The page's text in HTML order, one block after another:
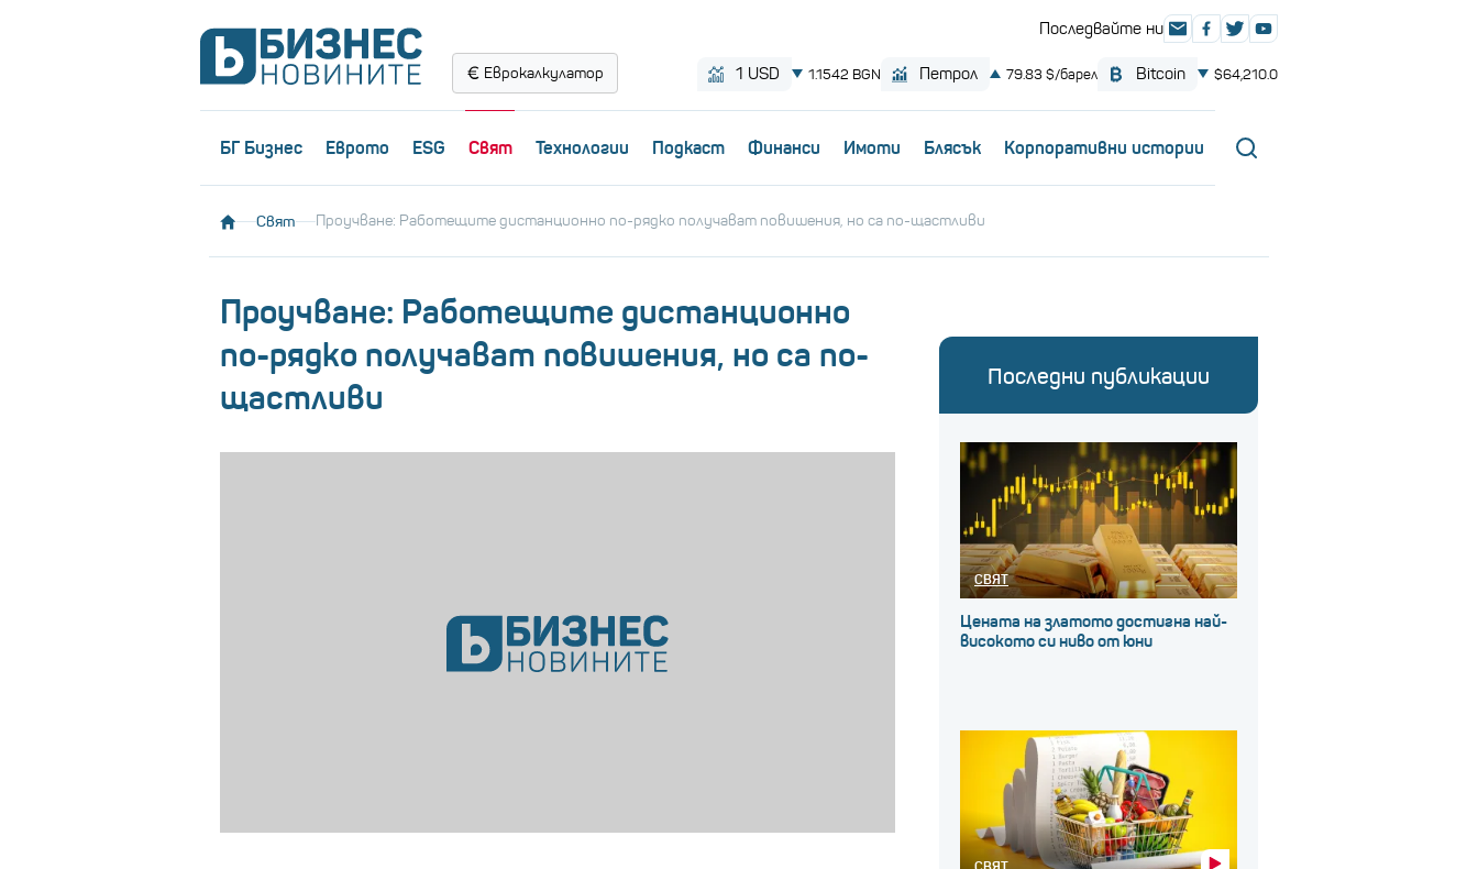
Еврокалкулатор
БГ Бизнес Еврото ESG Свят Технологии Пoдкаст Финанси Имоти Блясък Корпоративни истории
Свят Проучване: Работещите дистанционно по-рядко получават повишения, но са по-щастливи
Проучване: Работещите дистанционно
по-рядко получават повишения, но са по-
щастливи
Последни публикации
СВЯТ
Цената на златото достигна най-
високото си ниво от юни